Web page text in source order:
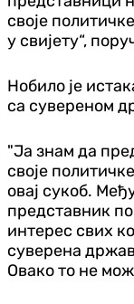
своје
у свијету“,
Нобило је
са сувереном
"Ја знам да
своје
овај сукоб.
представник
интерес свих
суверена
Овако то не